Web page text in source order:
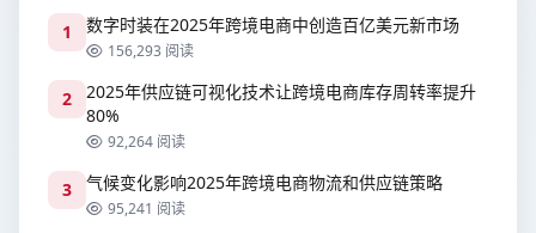
1 数字时装在2025年跨境电商中创造百亿美元新市场
156,293 阅读
2
2025年供应链可视化技术让跨境电商库存周转率提升
80%
92,264 阅读
3 气候变化影响2025年跨境电商物流和供应链策略
95,241 阅读